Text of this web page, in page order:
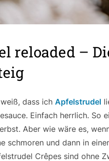
reloaded –
dass ich Apfelstrudel
Einfach herrlich.
Aber wie wäre es,
schmoren und dann in
Crêpes sind ohne